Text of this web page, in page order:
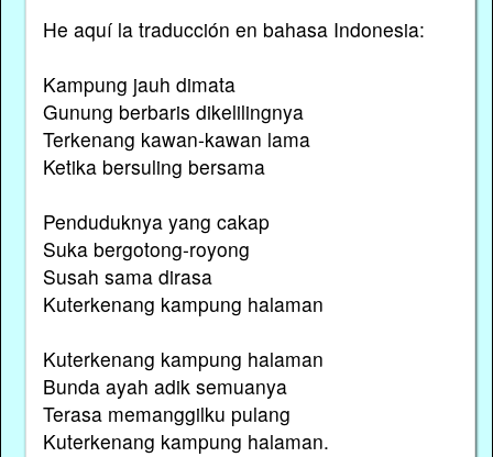
He aquí la traducción en bahasa Indonesia:
Kampung jauh dimata
Gunung berbaris dikelilingnya
Terkenang kawan-kawan lama
Ketika bersuling bersama
Penduduknya yang cakap
Suka bergotong-royong
Susah sama dirasa
Kuterkenang kampung halaman
Kuterkenang kampung halaman
Bunda ayah adik semuanya
Terasa memanggilku pulang
Kuterkenang kampung halaman.